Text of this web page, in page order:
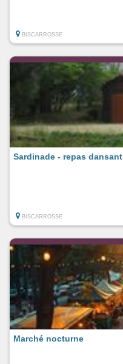
BISCARROSSE
Sardinade - repas dansant
BISCARROSSE
Marché nocturne